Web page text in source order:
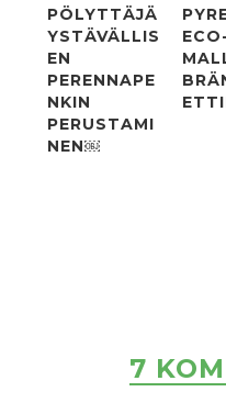
PÖLYTTÄJÄ
YSTÄVÄLLIS
EN
PERENNAPE
NKIN
PERUSTAMI
NEN￼
ECO-
7